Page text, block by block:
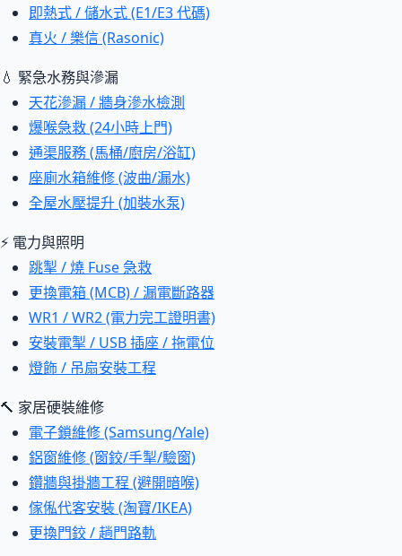
即熱式 / 儲水式 (E1/E3 代碼)
真火 / 樂信 (Rasonic)
💧 緊急水務與滲漏
天花滲漏 / 牆身滲水檢測
爆喉急救 (24小時上門)
通渠服務 (馬桶/廚房/浴缸)
座廁水箱維修 (波曲/漏水)
全屋水壓提升 (加裝水泵)
⚡ 電力與照明
跳掣 / 燒 Fuse 急救
更換電箱 (MCB) / 漏電斷路器
WR1 / WR2 (電力完工證明書)
安裝電掣 / USB 插座 / 拖電位
燈飾 / 吊扇安裝工程
🔨 家居硬裝維修
電子鎖維修 (Samsung/Yale)
鋁窗維修 (窗鉸/手掣/驗窗)
鑽牆與掛牆工程 (避開暗喉)
傢俬代客安裝 (淘寶/IKEA)
更換門鉸 / 趟門路軌